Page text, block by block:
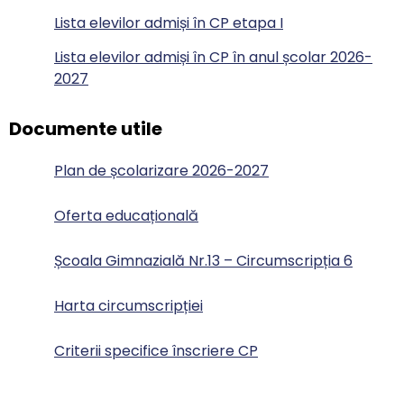
Lista elevilor admiși în CP etapa I
Lista elevilor admiși în CP în anul școlar 2026-
2027
Documente utile
Plan de școlarizare 2026-2027
Oferta educațională
Școala Gimnazială Nr.13 – Circumscripția 6
Harta circumscripției
Criterii specifice înscriere CP